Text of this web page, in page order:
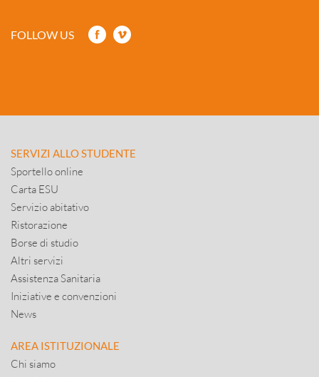
FOLLOW US
SERVIZI ALLO STUDENTE
Sportello online
Carta ESU
Servizio abitativo
Ristorazione
Borse di studio
Altri servizi
Assistenza Sanitaria
Iniziative e convenzioni
News
AREA ISTITUZIONALE
Chi siamo